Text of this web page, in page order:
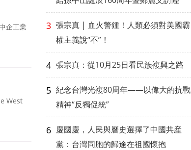
企工業
West
3 張宗真 | 血火警鍾！人類必須對美國霸
權主義說“不”！
4 張宗真：從10月25日看民族複興之路
5 紀念台灣光複80周年——以偉大的抗戰
精神“反獨促統”
6 慶國慶，人民與曆史選擇了中國共産
黨：台灣同胞的歸途在祖國懷抱